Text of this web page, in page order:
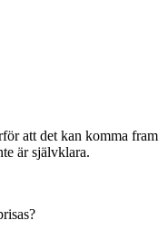
att det kan komma fram
är självklara.